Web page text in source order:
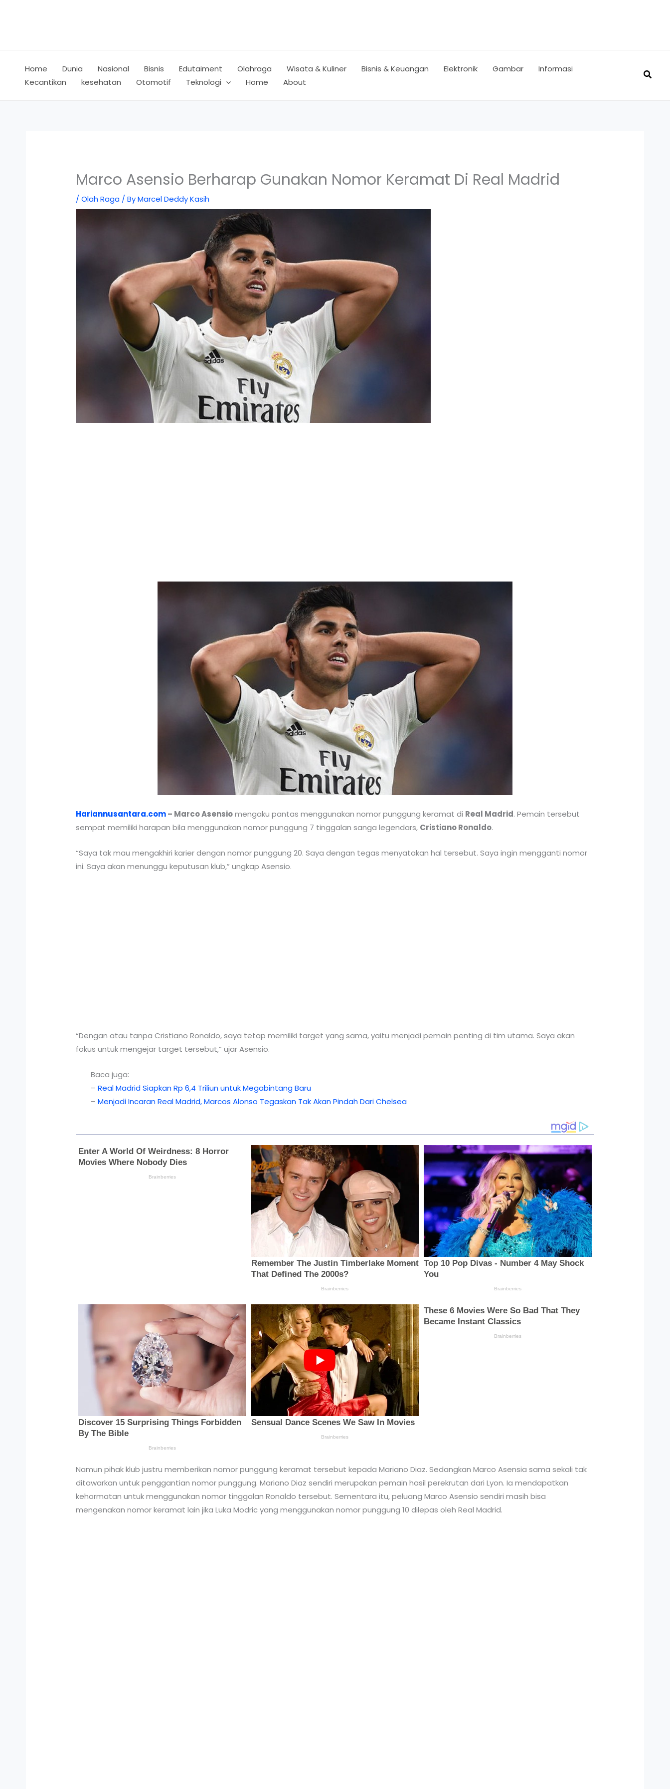
Home Dunia Nasional Bisnis Edutaiment Olahraga Wisata & Kuliner Bisnis & Keuangan Elektronik Gambar
Informasi
Kecantikan
kesehatan Otomotif Teknologi Home About
Marco Asensio Berharap Gunakan Nomor Keramat Di Real Madrid
/Olah Raga / ByMarcel Deddy Kasih
Hariannusantara.com– Marco Asensiomengaku pantas menggunakan nomor punggung keramat di Real Madrid. Pemain tersebut
sempat memiliki harapan bila menggunakan nomor punggung 7 tinggalan sanga legendars, Cristiano Ronaldo.
“Saya tak mau mengakhiri karier dengan nomor punggung 20. Saya dengan tegas menyatakan hal tersebut. Saya ingin mengganti nomor
ini. Saya akan menunggu keputusan klub,” ungkap Asensio.
“Dengan atau tanpa Cristiano Ronaldo, saya tetap memiliki target yang sama, yaitu menjadi pemain penting di tim utama. Saya akan
fokus untuk mengejar target tersebut,” ujar Asensio.
Baca juga:
–Real Madrid Siapkan Rp 6,4 Triliun untuk Megabintang Baru
–Menjadi Incaran Real Madrid, Marcos Alonso Tegaskan Tak Akan Pindah Dari Chelsea
Namun pihak klub justru memberikan nomor punggung keramat tersebut kepada Mariano Diaz. Sedangkan Marco Asensia sama sekali tak
ditawarkan untuk penggantian nomor punggung. Mariano Diaz sendiri merupakan pemain hasil perekrutan dari Lyon. Ia mendapatkan
kehormatan untuk menggunakan nomor tinggalan Ronaldo tersebut. Sementara itu, peluang Marco Asensio sendiri masih bisa
mengenakan nomor keramat lain jika Luka Modric yang menggunakan nomor punggung 10 dilepas oleh Real Madrid.